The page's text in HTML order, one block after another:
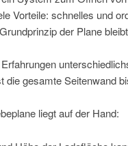
Vorteile: schnelles und
der Plane
die gesamte Seitenwand
liegt auf der Hand: